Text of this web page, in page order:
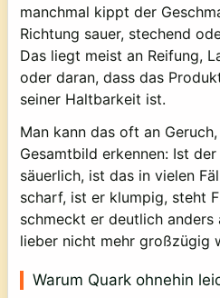
manchmal kippt der
Richtung sauer, stechend
Das liegt meist an Reifung,
oder daran, dass das
seiner Haltbarkeit ist.
Man kann das oft an
Gesamtbild erkennen: Ist
säuerlich, ist das in vielen
scharf, ist er klumpig, steht
schmeckt er deutlich anders
lieber nicht mehr großzügig
Warum Quark ohnehin